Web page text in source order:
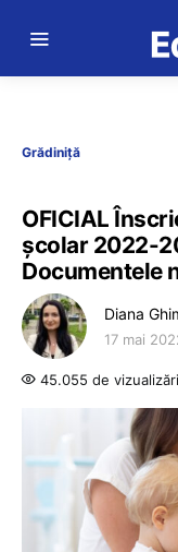
Grădiniță
OFICIAL
școlar 2022-
Documentele
Diana
17 mai
45.055 de vizualizări